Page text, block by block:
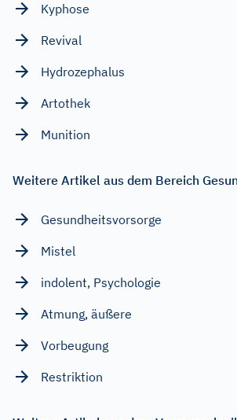
Kyphose
Revival
Hydrozephalus
Artothek
Munition
Weitere Artikel aus dem Bereich
Gesundheitsvorsorge
Mistel
indolent, Psychologie
Atmung, äußere
Vorbeugung
Restriktion